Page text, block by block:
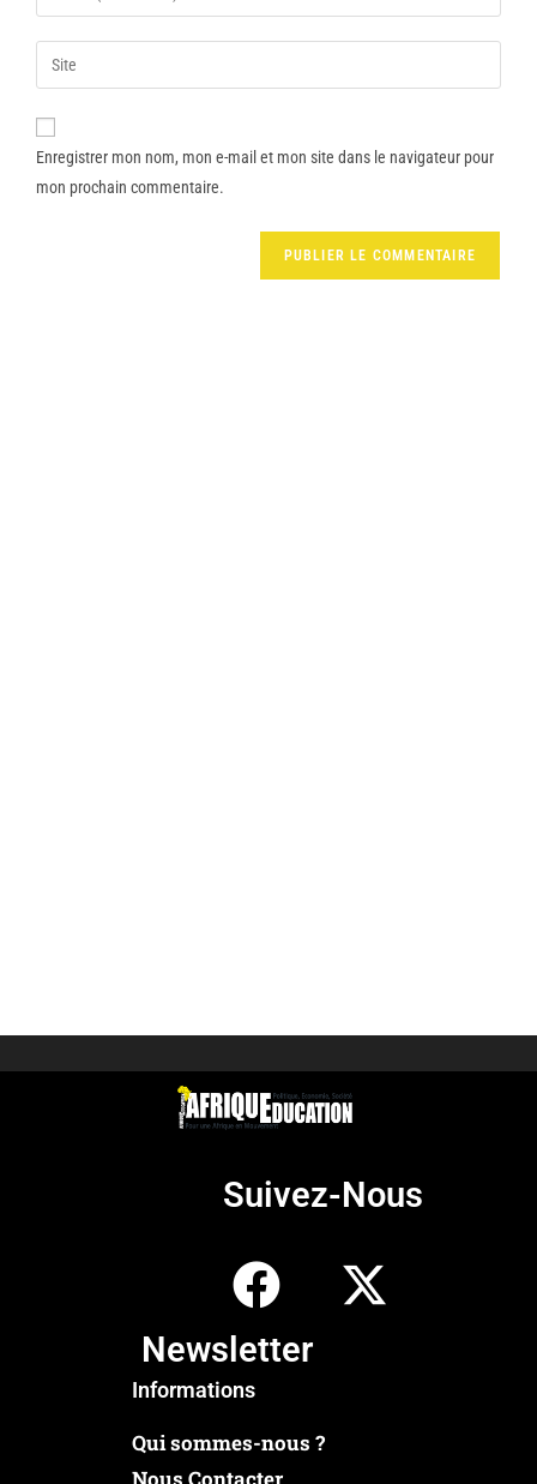
Enregistrer mon nom, mon e-mail et mon site dans le navigateur pour
mon prochain commentaire.
Suivez-Nous
Newsletter
Informations
Qui sommes-nous ?
Nous Contacter